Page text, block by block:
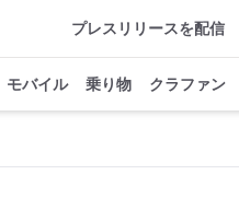
プレスリリースを配信
モバイル 乗り物 クラファン